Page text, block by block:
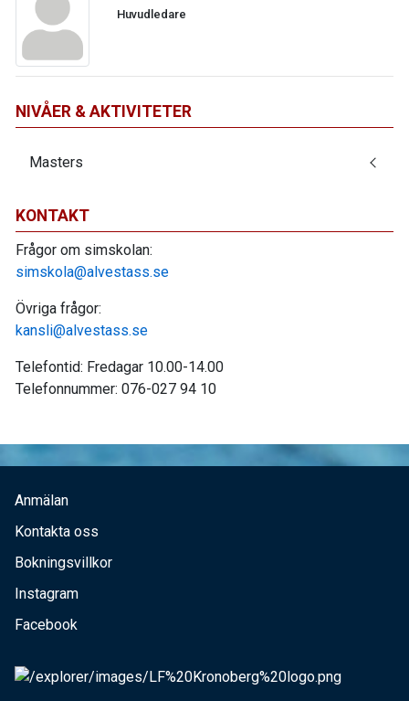
Huvudledare
NIVÅER & AKTIVITETER
Masters
KONTAKT
Frågor om simskolan:
simskola@alvestass.se
Övriga frågor:
kansli@alvestass.se
Telefontid: Fredagar 10.00-14.00
Telefonnummer: 076-027 94 10
Anmälan
Kontakta oss
Bokningsvillkor
Instagram
Facebook